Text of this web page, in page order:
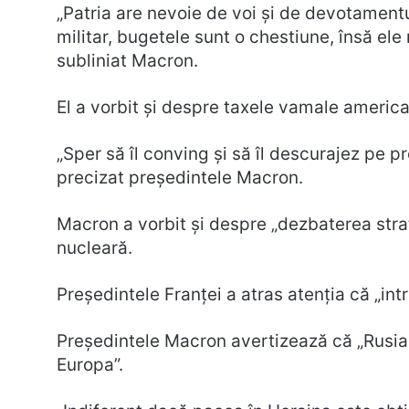
„Patria are nevoie de voi și de
militar, bugetele sunt o chestiune, însă
subliniat Macron.
El a vorbit și despre taxele vamale
„Sper să îl conving și să îl descurajez pe
precizat președintele Macron.
Macron a vorbit și despre „dezbaterea
nucleară.
Președintele Franței a atras atenția că
Președintele Macron avertizează că
Europa”.